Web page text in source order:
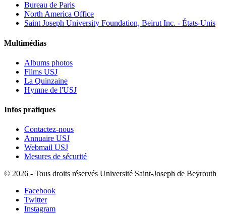
Bureau de Paris
North America Office
Saint Joseph University Foundation, Beirut Inc. - États-Unis
Multimédias
Albums photos
Films USJ
La Quinzaine
Hymne de l'USJ
Infos pratiques
Contactez-nous
Annuaire USJ
Webmail USJ
Mesures de sécurité
© 2026 - Tous droits réservés Université Saint-Joseph de Beyrouth
Facebook
Twitter
Instagram